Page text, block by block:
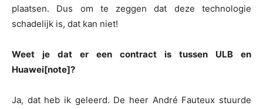
plaatsen. Dus om te zeggen dat deze technologie
schadelijk is, dat kan niet!
Weet je dat er een contract is tussen ULB en
Huawei[note]?
Ja, dat heb ik geleerd. De heer André Fauteux stuurde